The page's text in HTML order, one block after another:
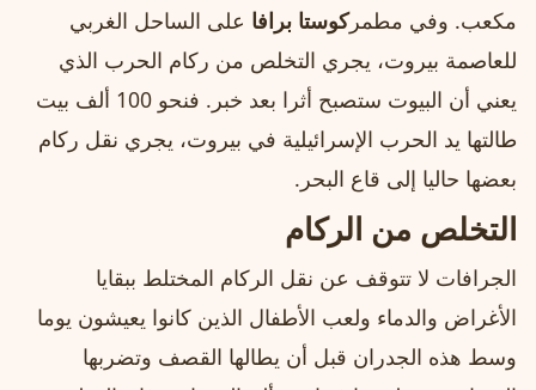
مكعب. وفي مطمركوستا برافا على الساحل الغربي
للعاصمة بيروت، يجري التخلص من ركام الحرب الذي
يعني أن البيوت ستصبح أثرا بعد خبر. فنحو 100 ألف بيت
طالتها يد الحرب الإسرائيلية في بيروت، يجري نقل ركام
بعضها حاليا إلى قاع البحر.
التخلص من الركام
الجرافات لا تتوقف عن نقل الركام المختلط ببقايا
الأغراض والدماء ولعب الأطفال الذين كانوا يعيشون يوما
وسط هذه الجدران قبل أن يطالها القصف وتضربها